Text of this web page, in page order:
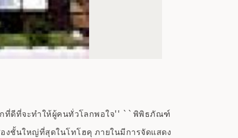
เกที่ดีที่จะทำให้ผู้คนทั่วโลกพอใจ'' ``พิพิธภัณฑ์
งชั้นใหญ่ที่สุดในโทโฮคุ ภายในมีการจัดแสดง